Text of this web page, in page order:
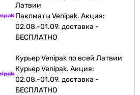
Латвии
Пакоматы Venipak. Акция:
02.08.-01.09. доставка -
БЕСПЛАТНО
Курьер Venipak по всей Латвии
Курьер Venipak. Акция:
02.08.-01.09. доставка -
БЕСПЛАТНО